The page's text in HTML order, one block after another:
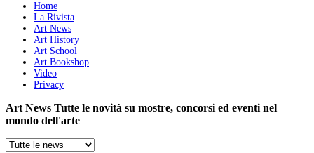
Home
La Rivista
Art News
Art History
Art School
Art Bookshop
Video
Privacy
Art News Tutte le novità su mostre, concorsi ed eventi nel
mondo dell'arte